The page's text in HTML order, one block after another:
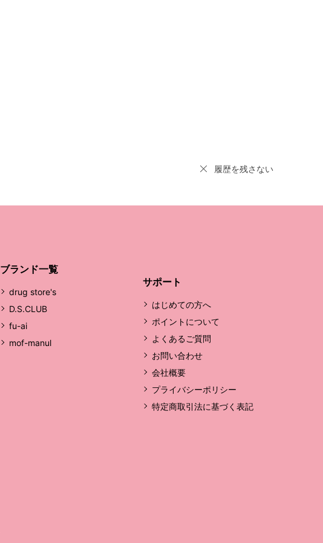
履歴を残さない
ブランド一覧
drug store's
D.S.CLUB
fu-ai
mof-manul
サポート
はじめての方へ
ポイントについて
よくあるご質問
お問い合わせ
会社概要
プライバシーポリシー
特定商取引法に基づく表記